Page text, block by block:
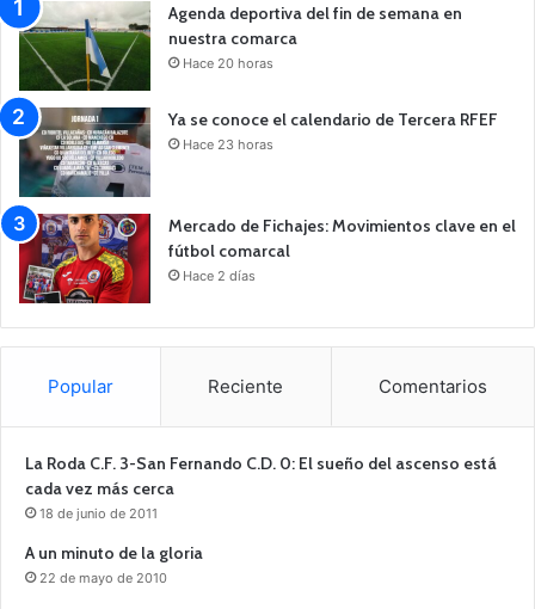
Agenda deportiva del fin de semana en
nuestra comarca
Hace 20 horas
Ya se conoce el calendario de Tercera RFEF
Hace 23 horas
Mercado de Fichajes: Movimientos clave en el
fútbol comarcal
Hace 2 días
Popular Reciente Comentarios
La Roda C.F. 3-San Fernando C.D. 0: El sueño del ascenso está
cada vez más cerca
18 de junio de 2011
A un minuto de la gloria
22 de mayo de 2010